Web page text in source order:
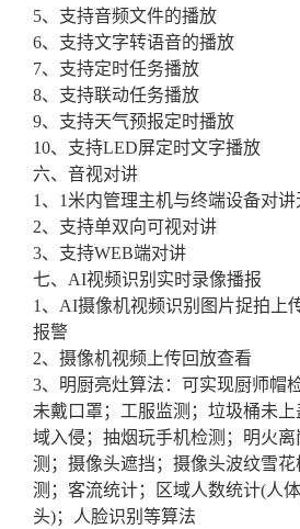
5、支持音频文件的播放
6、支持文字转语音的播放
7、支持定时任务播放
8、支持联动任务播放
9、支持天气预报定时播放
10、支持LED屏定时文字播放
六、音视对讲
1、1米内管理主机与终端设备对
2、支持单双向可视对讲
3、支持WEB端对讲
七、AI视频识别实时录像播报
1、AI摄像机视频识别图片捉拍上
报警
2、摄像机视频上传回放查看
3、明厨亮灶算法：可实现厨师帽
未戴口罩；工服监测；垃圾桶未
域入侵；抽烟玩手机检测；明火
测；摄像头遮挡；摄像头波纹雪
测；客流统计；区域人数统计(人
头)；人脸识别等算法